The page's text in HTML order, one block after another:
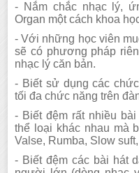
- Nắm chắc nhạc lý,
Organ một cách khoa
- Với những học viên
sẽ có phương pháp
nhạc lý căn bản.
- Biết sử dụng các
tối đa chức năng trên
- Biết đệm rất nhiều
thể loại khác nhau mà
Valse, Rumba, Slow
- Biết đệm các bài hát